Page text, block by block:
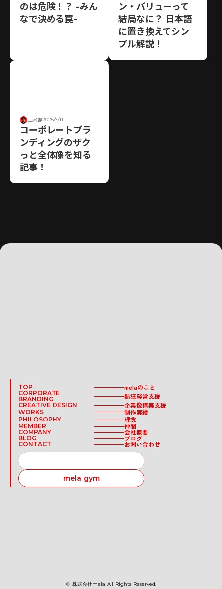
のは危険！？ -みん
なで決める罠-
ン・バリューって
結局なに？ 日本語
に置き換えてシン
プル解説！
三尾響2025/7/11
コーポレートブラ
ンディングのザク
っと全体像を知る
記事！
TOP melaのこと
CORPORATE
BRANDING
熱狂経営支援
CREATIVE DESIGN 企業像構築支援
WORKS 制作実績
PHILOSOPHY 理念
MEMBER 仲間
COMPANY 会社概要
BLOG ブログ
CONTACT お問い合わせ
mela gym
© 株式会社mela All Rights Reserved.